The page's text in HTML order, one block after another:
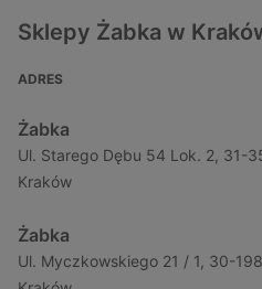
Sklepy Żabka w
ADRES
Żabka
Ul. Starego Dębu 54 Lok. 2, 31-
Kraków
Żabka
Ul. Myczkowskiego 21 / 1, 30-198